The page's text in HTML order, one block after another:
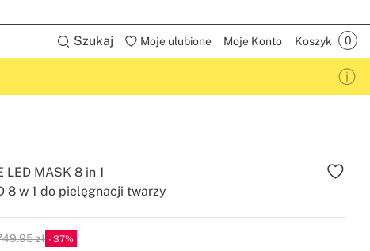
Szukaj Moje ulubione Moje Konto Koszyk
8 w 1 do pielęgnacji twarzy
LED MASK 8 in 1
zł 37